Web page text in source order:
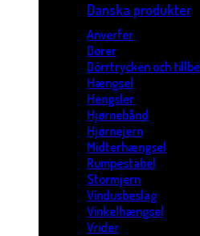
Danska produkter
Anverfer
Dører
Dörrtrycken och
Hængsel
Hengsler
Hjørnebånd
Hjørnejern
Midterhængsel
Rumpestabel
Stormjern
Vindusbeslag
Vinkelhængsel
Vrider